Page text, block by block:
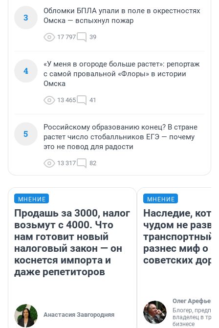
3
Обломки БПЛА упали в поле в окрестностях
Омска — вспыхнул пожар
17 797 39
4
«У меня в огороде больше растет»: репортаж
с самой провальной «Флоры» в истории
Омска
13 465 41
5
Российскому образованию конец? В стране
растет число стобалльников ЕГЭ — почему
это не повод для радости
13 317 82
МНЕНИЕ
Продашь за 3000, налог
возьмут с 4000. Что
нам готовит новый
налоговый закон — он
коснется импорта и
даже репетиторов
Анастасия Завгородняя
МНЕНИЕ
Наследие,
чудом не
транспортный
разнес миф о
советских
Олег Арефьев
Блогер,
владелец в
бизнесе